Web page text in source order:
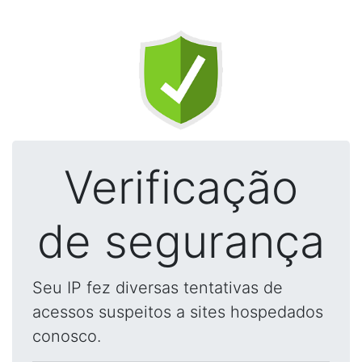
Verificação
de segurança
Seu IP fez diversas tentativas de
acessos suspeitos a sites hospedados
conosco.